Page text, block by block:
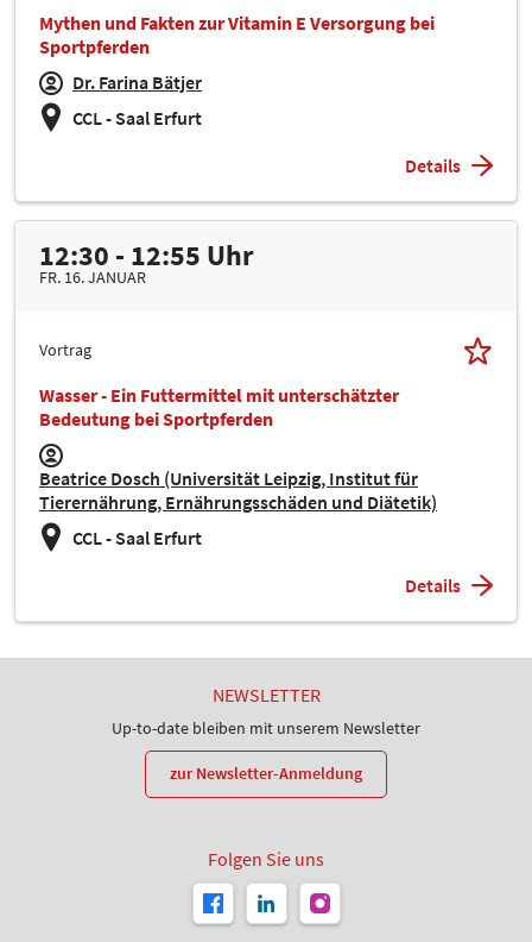
Mythen und Fakten zur Vitamin E Versorgung bei
Sportpferden
Dr. Farina Bätjer
CCL - Saal Erfurt
Details
12:30 - 12:55 Uhr
FR. 16. JANUAR
Vortrag
Wasser - Ein Futtermittel mit unterschätzter
Bedeutung bei Sportpferden
Beatrice Dosch (Universität Leipzig, Institut für
Tierernährung, Ernährungsschäden und Diätetik)
CCL - Saal Erfurt
Details
NEWSLETTER
Up-to-date bleiben mit unserem Newsletter
zur Newsletter-Anmeldung
Folgen Sie uns